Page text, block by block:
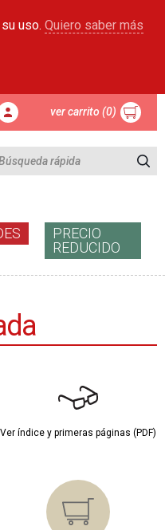
uso. Quiero saber más
ver carrito (0)
PRECIO
REDUCIDO
Ver índice y primeras páginas (PDF)